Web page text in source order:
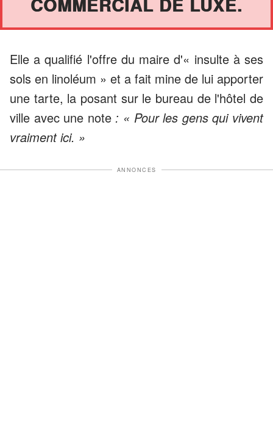
Elle a qualifié l'offre du maire d'« insulte à ses
sols en linoléum » et a fait mine de lui apporter
une tarte, la posant sur le bureau de l'hôtel de
ville avec une note : « Pour les gens qui vivent
vraiment ici. »
ANNONCES